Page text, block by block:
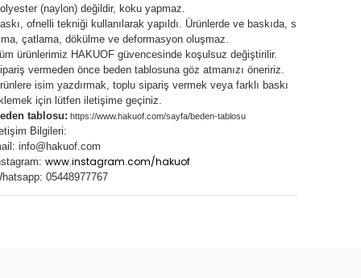
(naylon) değildir, koku yapmaz.
ofnelli tekniği kullanılarak yapıldı. Ürünlerde ve baskıda, s
çatlama, dökülme ve deformasyon oluşmaz.
ürünlerimiz HAKUOF güvencesinde koşulsuz değiştirilir.
vermeden önce beden tablosuna göz atmanızı öneririz.
isim yazdırmak, toplu sipariş vermek veya farklı baskı
için lütfen iletişime geçiniz.
tablosu: https://www.hakuof.com/sayfa/beden-tablosu
Bilgileri:
info@hakuof.com
www.instagram.com/hakuof
05448977767